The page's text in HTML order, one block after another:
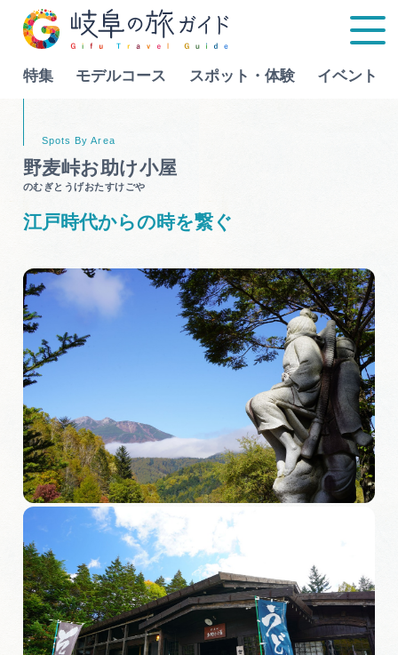
特集 モデルコース スポット・体験 イベント
スポット・体験
イベント
旅の予約
アクセス
インフォメーション
ぎふ旅レポーター記事
早わかり岐阜
Language
行きたいリストを見る
野麦峠お助け小屋
のむぎとうげおたすけごや
江戸時代からの時を繋ぐ